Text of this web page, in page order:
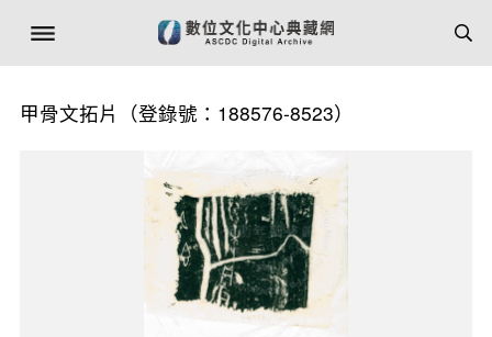
甲骨文拓片（登錄號：188576-8523）